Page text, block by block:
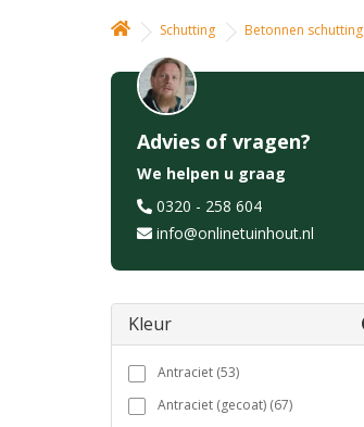
Schutting Betonnen schutting
Advies of vragen?
We helpen u graag
0320 - 258 604
info@onlinetuinhout.nl
Kleur
Antraciet (53)
Antraciet (gecoat) (67)